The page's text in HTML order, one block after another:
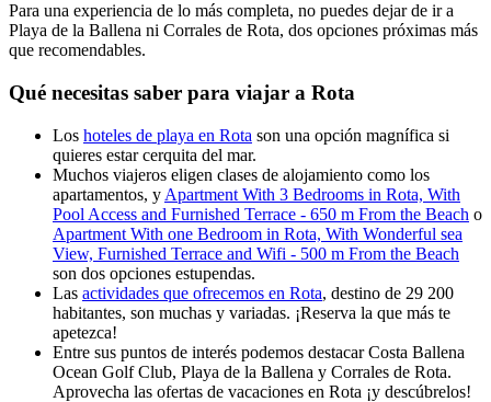
Para una experiencia de lo más completa, no puedes dejar de ir a
Playa de la Ballena ni Corrales de Rota, dos opciones próximas más
que recomendables.
Qué necesitas saber para viajar a Rota
Los hoteles de playa en Rota son una opción magnífica si
quieres estar cerquita del mar.
Muchos viajeros eligen clases de alojamiento como los
apartamentos, y Apartment With 3 Bedrooms in Rota, With
Pool Access and Furnished Terrace - 650 m From the Beach o
Apartment With one Bedroom in Rota, With Wonderful sea
View, Furnished Terrace and Wifi - 500 m From the Beach
son dos opciones estupendas.
Las actividades que ofrecemos en Rota, destino de 29 200
habitantes, son muchas y variadas. ¡Reserva la que más te
apetezca!
Entre sus puntos de interés podemos destacar Costa Ballena
Ocean Golf Club, Playa de la Ballena y Corrales de Rota.
Aprovecha las ofertas de vacaciones en Rota ¡y descúbrelos!